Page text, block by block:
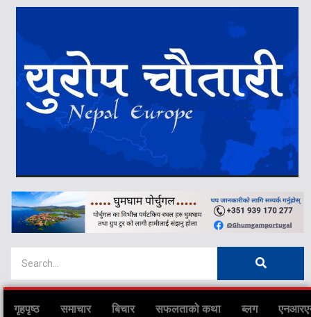
गृहपृष्ठ समाचार बिचार सफलताको कथा ब्लग